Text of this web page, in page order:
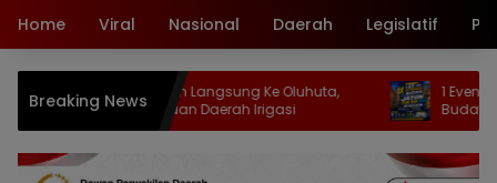
Home Viral Nasional Daerah Legislatif
Breaking News
Komisi III Turun Langsung Ke Oluhuta,
Tinjau Pekerjaan Daerah Irigasi
1 Event 3
Budaya di